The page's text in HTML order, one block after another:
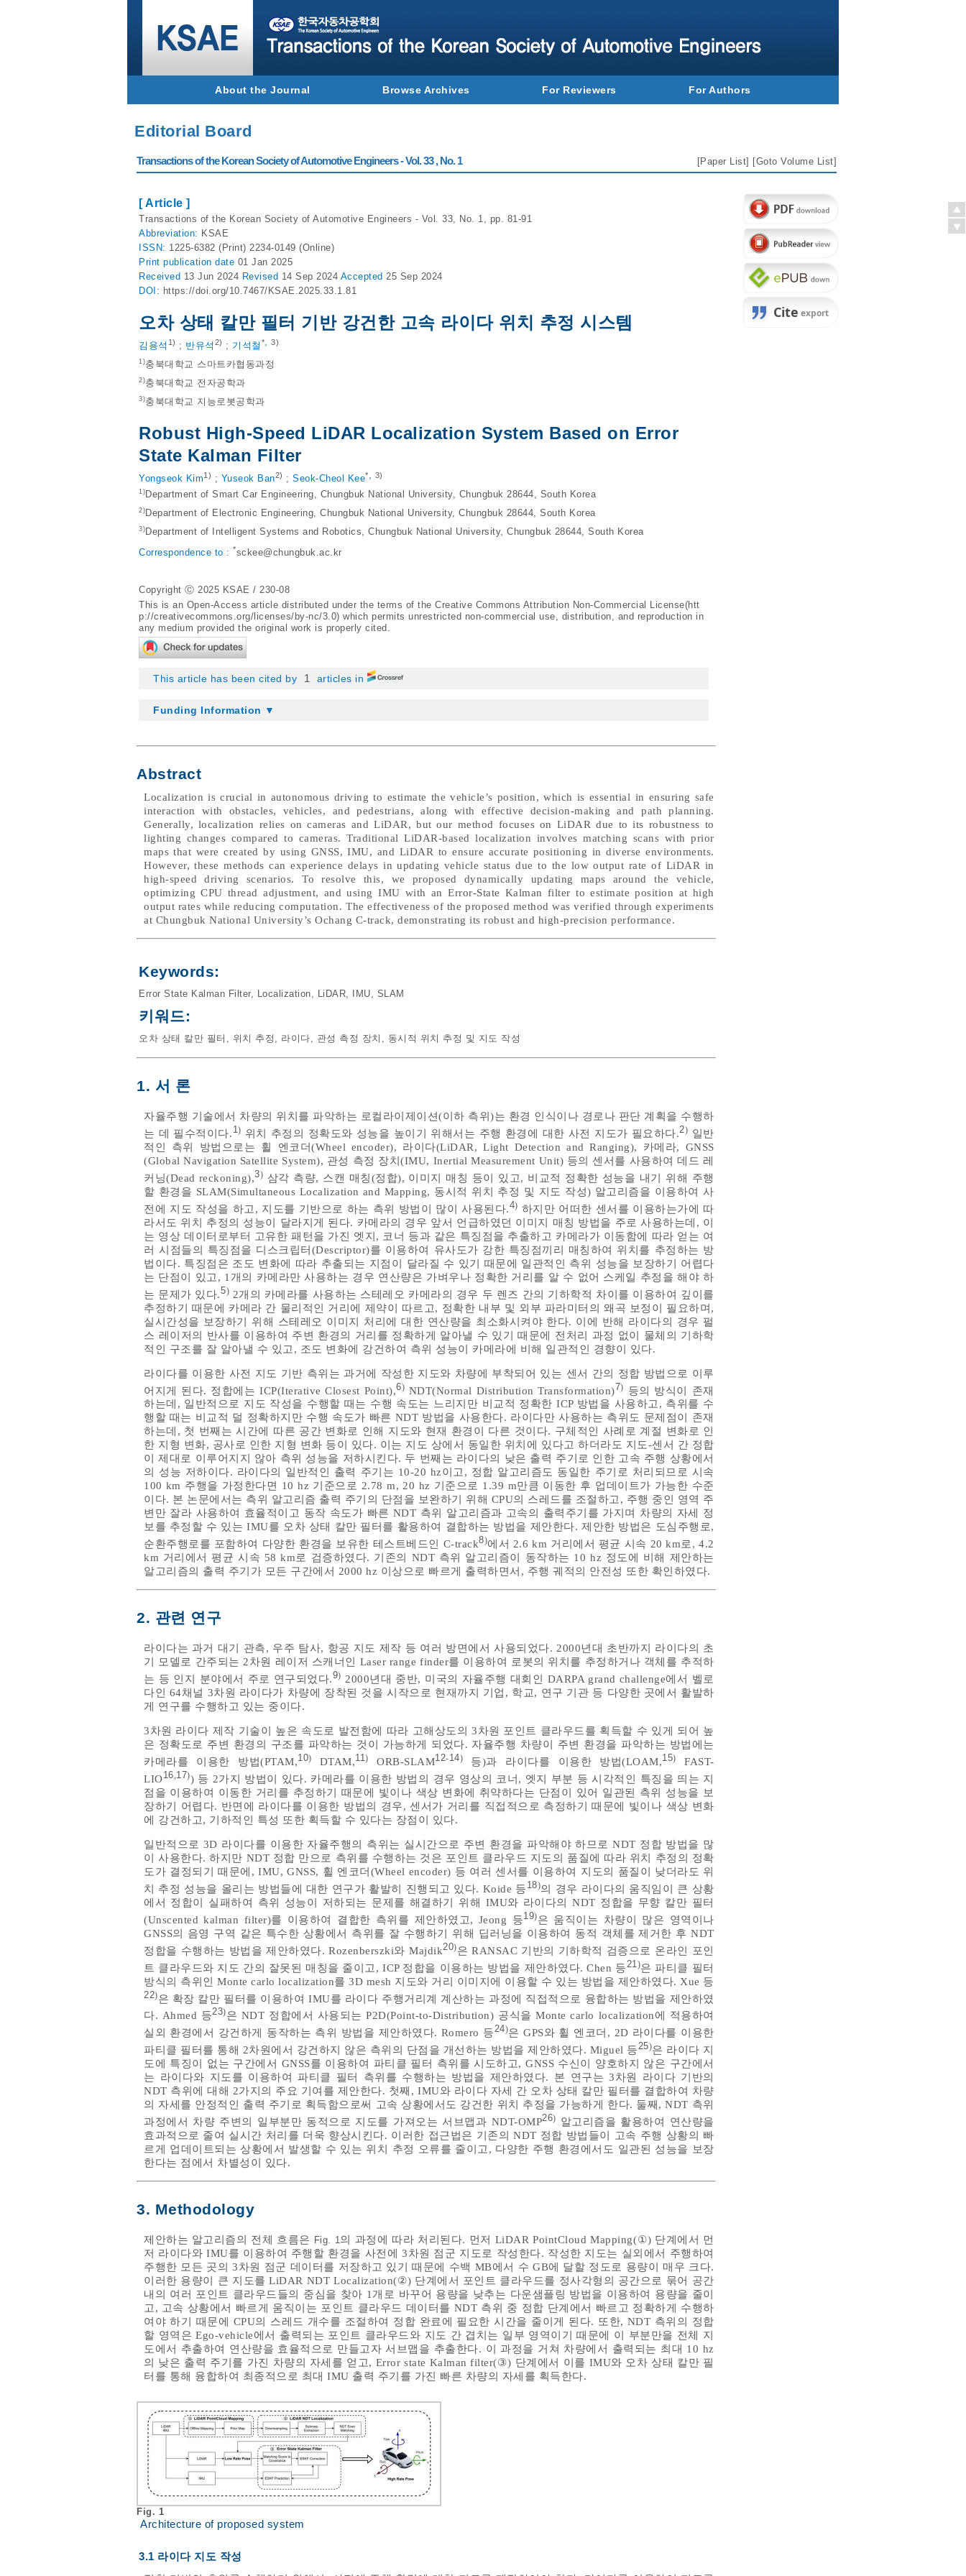
About the Journal Browse Archives For Reviewers For Authors
Editorial Board
Transactions of the Korean Society of Automotive Engineers - Vol. 33 , No. 1 [Paper List] [Goto Volume List]
[ Article ]
Transactions of the Korean Society of Automotive Engineers - Vol. 33, No. 1, pp. 81-91
Abbreviation: KSAE
ISSN: 1225-6382 (Print) 2234-0149 (Online)
Print publication date 01 Jan 2025
Received 13 Jun 2024 Revised 14 Sep 2024 Accepted 25 Sep 2024
DOI: https://doi.org/10.7467/KSAE.2025.33.1.81
오차 상태 칼만 필터 기반 강건한 고속 라이다 위치 추정 시스템
김용석 1) ; 반유석 2) ; 기석철 *, 3)
1)충북대학교 스마트카협동과정
2)충북대학교 전자공학과
3)충북대학교 지능로봇공학과
Robust High-Speed LiDAR Localization System Based on Error
State Kalman Filter
Yongseok Kim1) ; Yuseok Ban2) ; Seok-Cheol Kee*, 3)
1) Department of Smart Car Engineering, Chungbuk National University, Chungbuk 28644, South Korea
2) Department of Electronic Engineering, Chungbuk National University, Chungbuk 28644, South Korea
3) Department of Intelligent Systems and Robotics, Chungbuk National University, Chungbuk 28644, South Korea
Correspondence to : *sckee@chungbuk.ac.kr
Copyright Ⓒ 2025 KSAE / 230-08
This is an Open-Access article distributed under the terms of the Creative Commons Attribution Non-Commercial License(htt
p://creativecommons.org/licenses/by-nc/3.0) which permits unrestricted non-commercial use, distribution, and reproduction in
any medium provided the original work is properly cited.
This article has been cited by 1 articles in
Funding Information ▼
Abstract
Localization is crucial in autonomous driving to estimate the vehicle’s position, which is essential in ensuring safe
interaction with obstacles, vehicles, and pedestrians, along with effective decision-making and path planning.
Generally, localization relies on cameras and LiDAR, but our method focuses on LiDAR due to its robustness to
lighting changes compared to cameras. Traditional LiDAR-based localization involves matching scans with prior
maps that were created by using GNSS, IMU, and LiDAR to ensure accurate positioning in diverse environments.
However, these methods can experience delays in updating vehicle status due to the low output rate of LiDAR in
high-speed driving scenarios. To resolve this, we proposed dynamically updating maps around the vehicle,
optimizing CPU thread adjustment, and using IMU with an Error-State Kalman filter to estimate position at high
output rates while reducing computation. The effectiveness of the proposed method was verified through experiments
at Chungbuk National University’s Ochang C-track, demonstrating its robust and high-precision performance.
Keywords:
Error State Kalman Filter, Localization, LiDAR, IMU, SLAM
키워드:
오차 상태 칼만 필터 , 위치 추정 , 라이다, 관성 측정 장치 , 동시적 위치 추정 및 지도 작성
1. 서 론
자율주행 기술에서 차량의 위치를 파악하는 로컬라이제이션(이하 측위)는 환경 인식이나 경로나 판단 계획을 수행하
는 데 필수적이다. 1) 위치 추정의 정확도와 성능을 높이기 위해서는 주행 환경에 대한 사전 지도가 필요하다.2) 일반
적인 측위 방법으로는 휠 엔코더(Wheel encoder), 라이다(LiDAR, Light Detection and Ranging), 카메라, GNSS
(Global Navigation Satellite System), 관성 측정 장치(IMU, Inertial Measurement Unit) 등의 센서를 사용하여 데드 레
커닝(Dead reckoning),3) 삼각 측량, 스캔 매칭(정합), 이미지 매칭 등이 있고, 비교적 정확한 성능을 내기 위해 주행
할 환경을 SLAM(Simultaneous Localization and Mapping, 동시적 위치 추정 및 지도 작성) 알고리즘을 이용하여 사
전에 지도 작성을 하고, 지도를 기반으로 하는 측위 방법이 많이 사용된다.4) 하지만 어떠한 센서를 이용하는가에 따
라서도 위치 추정의 성능이 달라지게 된다. 카메라의 경우 앞서 언급하였던 이미지 매칭 방법을 주로 사용하는데, 이
는 영상 데이터로부터 고유한 패턴을 가진 엣지, 코너 등과 같은 특징점을 추출하고 카메라가 이동함에 따라 얻는 여
러 시점들의 특징점을 디스크립터(Descriptor)를 이용하여 유사도가 강한 특징점끼리 매칭하여 위치를 추정하는 방
법이다. 특징점은 조도 변화에 따라 추출되는 지점이 달라질 수 있기 때문에 일관적인 측위 성능을 보장하기 어렵다
는 단점이 있고, 1개의 카메라만 사용하는 경우 연산량은 가벼우나 정확한 거리를 알 수 없어 스케일 추정을 해야 하
는 문제가 있다.5) 2개의 카메라를 사용하는 스테레오 카메라의 경우 두 렌즈 간의 기하학적 차이를 이용하여 깊이를
추정하기 때문에 카메라 간 물리적인 거리에 제약이 따르고, 정확한 내부 및 외부 파라미터의 왜곡 보정이 필요하며,
실시간성을 보장하기 위해 스테레오 이미지 처리에 대한 연산량을 최소화시켜야 한다. 이에 반해 라이다의 경우 펄
스 레이저의 반사를 이용하여 주변 환경의 거리를 정확하게 알아낼 수 있기 때문에 전처리 과정 없이 물체의 기하학
적인 구조를 잘 알아낼 수 있고, 조도 변화에 강건하여 측위 성능이 카메라에 비해 일관적인 경향이 있다.
라이다를 이용한 사전 지도 기반 측위는 과거에 작성한 지도와 차량에 부착되어 있는 센서 간의 정합 방법으로 이루
어지게 된다. 정합에는 ICP(Iterative Closest Point),6) NDT(Normal Distribution Transformation)7) 등의 방식이 존재
하는데, 일반적으로 지도 작성을 수행할 때는 수행 속도는 느리지만 비교적 정확한 ICP 방법을 사용하고, 측위를 수
행할 때는 비교적 덜 정확하지만 수행 속도가 빠른 NDT 방법을 사용한다. 라이다만 사용하는 측위도 문제점이 존재
하는데, 첫 번째는 시간에 따른 공간 변화로 인해 지도와 현재 환경이 다른 것이다. 구체적인 사례로 계절 변화로 인
한 지형 변화, 공사로 인한 지형 변화 등이 있다. 이는 지도 상에서 동일한 위치에 있다고 하더라도 지도-센서 간 정합
이 제대로 이루어지지 않아 측위 성능을 저하시킨다. 두 번째는 라이다의 낮은 출력 주기로 인한 고속 주행 상황에서
의 성능 저하이다. 라이다의 일반적인 출력 주기는 10-20 hz이고, 정합 알고리즘도 동일한 주기로 처리되므로 시속
100 km 주행을 가정한다면 10 hz 기준으로 2.78 m, 20 hz 기준으로 1.39 m만큼 이동한 후 업데이트가 가능한 수준
이다. 본 논문에서는 측위 알고리즘 출력 주기의 단점을 보완하기 위해 CPU의 스레드를 조절하고, 주행 중인 영역 주
변만 잘라 사용하여 효율적이고 동작 속도가 빠른 NDT 측위 알고리즘과 고속의 출력주기를 가지며 차량의 자세 정
보를 추정할 수 있는 IMU를 오차 상태 칼만 필터를 활용하여 결합하는 방법을 제안한다. 제안한 방법은 도심주행로,
순환주행로를 포함하여 다양한 환경을 보유한 테스트베드인 C-track8)에서 2.6 km 거리에서 평균 시속 20 km로, 4.2
km 거리에서 평균 시속 58 km로 검증하였다. 기존의 NDT 측위 알고리즘이 동작하는 10 hz 정도에 비해 제안하는
알고리즘의 출력 주기가 모든 구간에서 2000 hz 이상으로 빠르게 출력하면서, 주행 궤적의 안전성 또한 확인하였다.
2. 관련 연구
라이다는 과거 대기 관측, 우주 탐사, 항공 지도 제작 등 여러 방면에서 사용되었다. 2000년대 초반까지 라이다의 초
기 모델로 간주되는 2차원 레이저 스캐너인 Laser range finder를 이용하여 로봇의 위치를 추정하거나 객체를 추적하
는 등 인지 분야에서 주로 연구되었다.9) 2000년대 중반, 미국의 자율주행 대회인 DARPA grand challenge에서 벨로
다인 64채널 3차원 라이다가 차량에 장착된 것을 시작으로 현재까지 기업, 학교, 연구 기관 등 다양한 곳에서 활발하
게 연구를 수행하고 있는 중이다.
3차원 라이다 제작 기술이 높은 속도로 발전함에 따라 고해상도의 3차원 포인트 클라우드를 획득할 수 있게 되어 높
은 정확도로 주변 환경의 구조를 파악하는 것이 가능하게 되었다. 자율주행 차량이 주변 환경을 파악하는 방법에는
카메라를 이용한 방법(PTAM,10) DTAM,11) ORB-SLAM12-14) 등)과 라이다를 이용한 방법(LOAM,15)
FAST-
LIO16,17)) 등 2가지 방법이 있다. 카메라를 이용한 방법의 경우 영상의 코너, 엣지 부분 등 시각적인 특징을 띄는 지
점을 이용하여 이동한 거리를 추정하기 때문에 빛이나 색상 변화에 취약하다는 단점이 있어 일관된 측위 성능을 보
장하기 어렵다. 반면에 라이다를 이용한 방법의 경우, 센서가 거리를 직접적으로 측정하기 때문에 빛이나 색상 변화
에 강건하고, 기하적인 특성 또한 획득할 수 있다는 장점이 있다.
일반적으로 3D 라이다를 이용한 자율주행의 측위는 실시간으로 주변 환경을 파악해야 하므로 NDT 정합 방법을 많
이 사용한다. 하지만 NDT 정합 만으로 측위를 수행하는 것은 포인트 클라우드 지도의 품질에 따라 위치 추정의 정확
도가 결정되기 때문에, IMU, GNSS, 휠 엔코더(Wheel encoder) 등 여러 센서를 이용하여 지도의 품질이 낮더라도 위
치 추정 성능을 올리는 방법들에 대한 연구가 활발히 진행되고 있다. Koide 등 18)의 경우 라이다의 움직임이 큰 상황
에서 정합이 실패하여 측위 성능이 저하되는 문제를 해결하기 위해 IMU와 라이다의 NDT 정합을 무향 칼만 필터
(Unscented kalman filter)를 이용하여 결합한 측위를 제안하였고, Jeong 등19)은 움직이는 차량이 많은 영역이나
GNSS의 음영 구역 같은 특수한 상황에서 측위를 잘 수행하기 위해 딥러닝을 이용하여 동적 객체를 제거한 후 NDT
정합을 수행하는 방법을 제안하였다. Rozenberszki와 Majdik20)은 RANSAC 기반의 기하학적 검증으로 온라인 포인
트 클라우드와 지도 간의 잘못된 매칭을 줄이고, ICP 정합을 이용하는 방법을 제안하였다. Chen 등 21 )은 파티클 필터
방식의 측위인 Monte carlo localization를 3D mesh 지도와 거리 이미지에 이용할 수 있는 방법을 제안하였다. Xue 등
22)은 확장 칼만 필터를 이용하여 IMU를 라이다 주행거리계 계산하는 과정에 직접적으로 융합하는 방법을 제안하였
다. Ahmed 등23)은 NDT 정합에서 사용되는 P2D(Point-to-Distribution) 공식을 Monte carlo localization에 적용하여
실외 환경에서 강건하게 동작하는 측위 방법을 제안하였다. Romero 등24)은 GPS와 휠 엔코더, 2D 라이다를 이용한
파티클 필터를 통해 2차원에서 강건하지 않은 측위의 단점을 개선하는 방법을 제안하였다. Miguel 등25)은 라이다 지
도에 특징이 없는 구간에서 GNSS를 이용하여 파티클 필터 측위를 시도하고, GNSS 수신이 양호하지 않은 구간에서
는 라이다와 지도를 이용하여 파티클 필터 측위를 수행하는 방법을 제안하였다. 본 연구는 3차원 라이다 기반의
NDT 측위에 대해 2가지의 주요 기여를 제안한다. 첫째, IMU와 라이다 자세 간 오차 상태 칼만 필터를 결합하여 차량
의 자세를 안정적인 출력 주기로 획득함으로써 고속 상황에서도 강건한 위치 추정을 가능하게 한다. 둘째, NDT 측위
과정에서 차량 주변의 일부분만 동적으로 지도를 가져오는 서브맵과 NDT-OMP26) 알고리즘을 활용하여 연산량을
효과적으로 줄여 실시간 처리를 더욱 향상시킨다. 이러한 접근법은 기존의 NDT 정합 방법들이 고속 주행 상황의 빠
르게 업데이트되는 상황에서 발생할 수 있는 위치 추정 오류를 줄이고, 다양한 주행 환경에서도 일관된 성능을 보장
한다는 점에서 차별성이 있다.
3. Methodology
제안하는 알고리즘의 전체 흐름은 Fig. 1의 과정에 따라 처리된다. 먼저 LiDAR PointCloud Mapping(①) 단계에서 먼
저 라이다와 IMU를 이용하여 주행할 환경을 사전에 3차원 점군 지도로 작성한다. 작성한 지도는 실외에서 주행하여
주행한 모든 곳의 3차원 점군 데이터를 저장하고 있기 때문에 수백 MB에서 수 GB에 달할 정도로 용량이 매우 크다.
이러한 용량이 큰 지도를 LiDAR NDT Localization(②) 단계에서 포인트 클라우드를 정사각형의 공간으로 묶어 공간
내의 여러 포인트 클라우드들의 중심을 찾아 1개로 바꾸어 용량을 낮추는 다운샘플링 방법을 이용하여 용량을 줄이
고, 고속 상황에서 빠르게 움직이는 포인트 클라우드 데이터를 NDT 측위 중 정합 단계에서 빠르고 정확하게 수행하
여야 하기 때문에 CPU의 스레드 개수를 조절하여 정합 완료에 필요한 시간을 줄이게 된다. 또한, NDT 측위의 정합
할 영역은 Ego-vehicle에서 출력되는 포인트 클라우드와 지도 간 겹치는 일부 영역이기 때문에 이 부분만을 전체 지
도에서 추출하여 연산량을 효율적으로 만들고자 서브맵을 추출한다. 이 과정을 거쳐 차량에서 출력되는 최대 10 hz
의 낮은 출력 주기를 가진 차량의 자세를 얻고, Error state Kalman filter(③) 단계에서 이를 IMU와 오차 상태 칼만 필
터를 통해 융합하여 최종적으로 최대 IMU 출력 주기를 가진 빠른 차량의 자세를 획득한다.
Fig. 1
Architecture of proposed system
3.1 라이다 지도 작성